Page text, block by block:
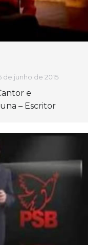
de junho de 2015
e
– Escritor